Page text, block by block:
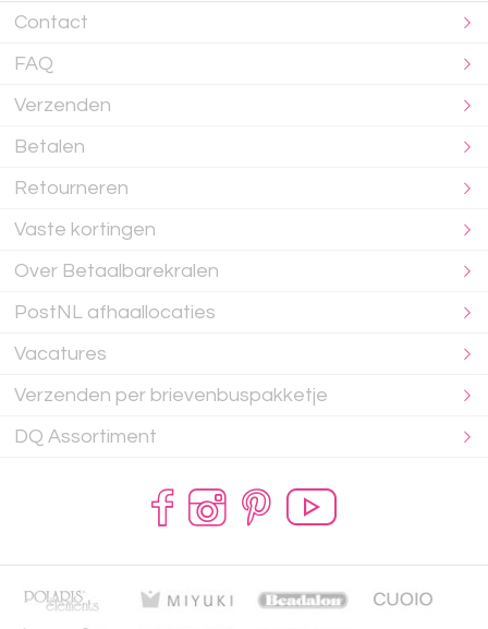
Contact
FAQ
Verzenden
Betalen
Retourneren
Vaste kortingen
Over Betaalbarekralen
PostNL afhaallocaties
Vacatures
Verzenden per brievenbuspakketje
DQ Assortiment